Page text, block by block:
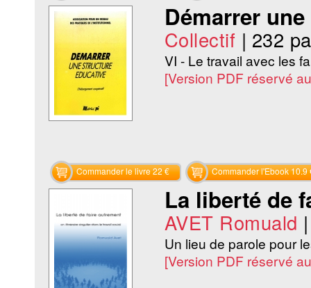
Démarrer
Collectif | 232
VI - Le travail avec les
[Version PDF réservé
Commander le livre 22 € Commander l'Ebook 10.9
La liberté de
AVET Romuald
Un lieu de parole pour
[Version PDF réservé